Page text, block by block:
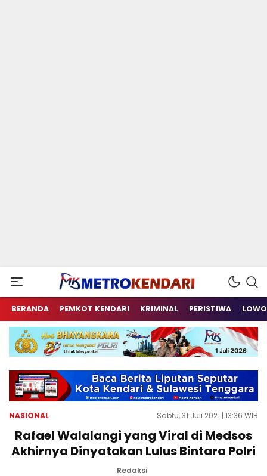
metrokendari
Berita Terkini Sulawesi Tenggara
BERANDA PEMKOT KENDARI KRIMINAL PERISTIWA
NASIONAL Sabtu, 31 Juli 2021 | 13:36 WIB
Rafael Walalangi yang Viral di Medsos
Akhirnya Dinyatakan Lulus Bintara Polri
Redaksi